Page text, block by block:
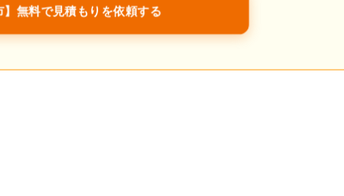
無料で見積もりを依頼する